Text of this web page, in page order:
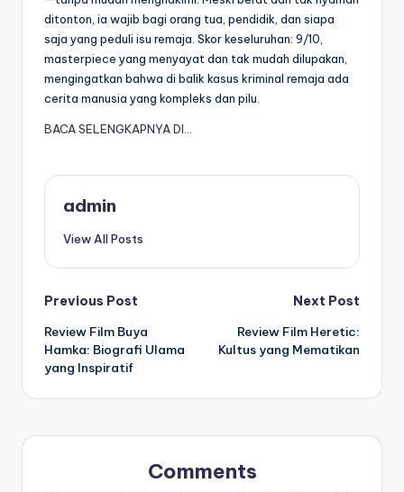
ditonton, ia wajib bagi orang tua, pendidik, dan siapa
saja yang peduli isu remaja. Skor keseluruhan: 9/10,
masterpiece yang menyayat dan tak mudah dilupakan,
mengingatkan bahwa di balik kasus kriminal remaja ada
cerita manusia yang kompleks dan pilu.
BACA SELENGKAPNYA DI…
admin
View All Posts
Post
navigation
Previous Post
Review Film Buya
Hamka: Biografi Ulama
yang Inspiratif
Next Post
Review Film Heretic:
Kultus yang Mematikan
Comments